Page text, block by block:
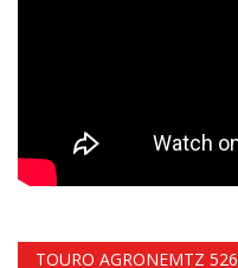
TOURO AGRONEMTZ 526